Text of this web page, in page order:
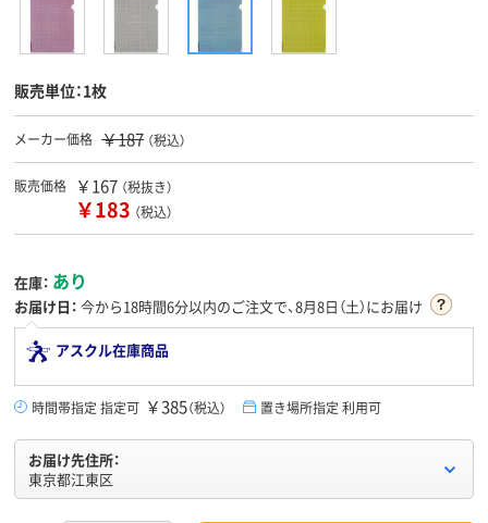
販売単位：1枚
メーカー価格 ￥187 （税込）
販売価格 ￥167 （税抜き）
￥183 （税込）
在庫： あり
お届け日： 今から18時間6分以内のご注文で、8月8日（土）にお届け
アスクル在庫商品
時間帯指定 指定可 ￥385（税込） 置き場所指定 利用可
お届け先住所：
東京都江東区